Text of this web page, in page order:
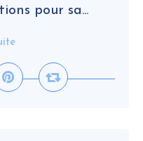
pour sa...